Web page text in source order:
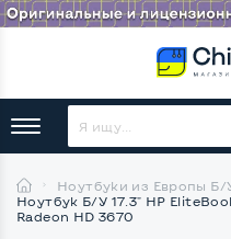
Ноутбуки из Европы Б/
Ноутбук Б/У 17.3" HP
Radeon HD 3670